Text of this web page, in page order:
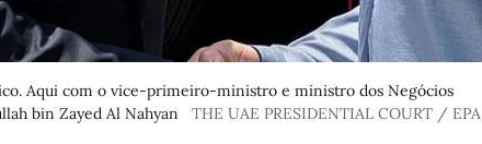
Aqui com o vice-primeiro-ministro e ministro dos Negócios
bin Zayed Al Nahyan
THE UAE PRESIDENTIAL COURT / EPA